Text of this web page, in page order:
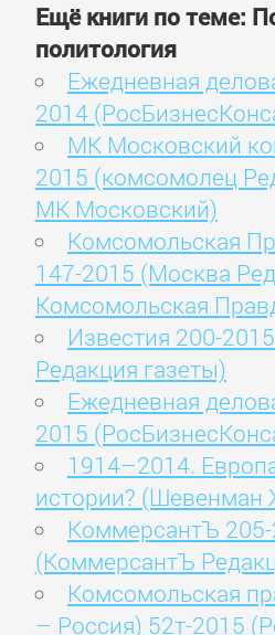
Ещё книги по теме:
политология
Ежедневная
2014
МК Московский
2015 (комсомолец
МК Московский)
Комсомольская
147-2015 (Москва
Комсомольская
Известия 200-
Редакция газеты)
Ежедневная
2015
1914–2014.
истории? (Шевенман
КоммерсантЪ
(КоммерсантЪ
Комсомольская
– Россия) 52т-2015